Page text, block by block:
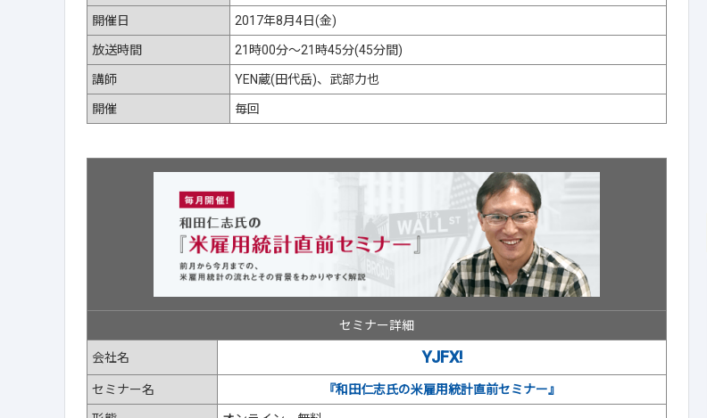
開催日 2017年8月4日(金)
放送時間 21時00分～21時45分(45分間)
講師 YEN蔵(田代岳)、武部力也
開催 毎回
セミナー詳細
会社名 YJFX!
セミナー名 『和田仁志氏の米雇用統計直前セミナー』